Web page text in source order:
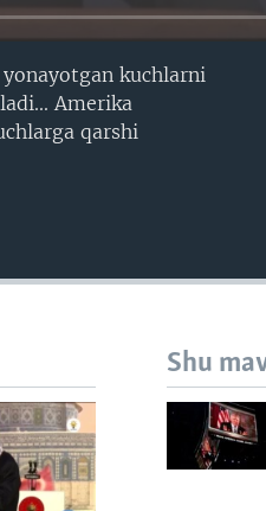
kuchlarni
Amerika
qarshi
Shu